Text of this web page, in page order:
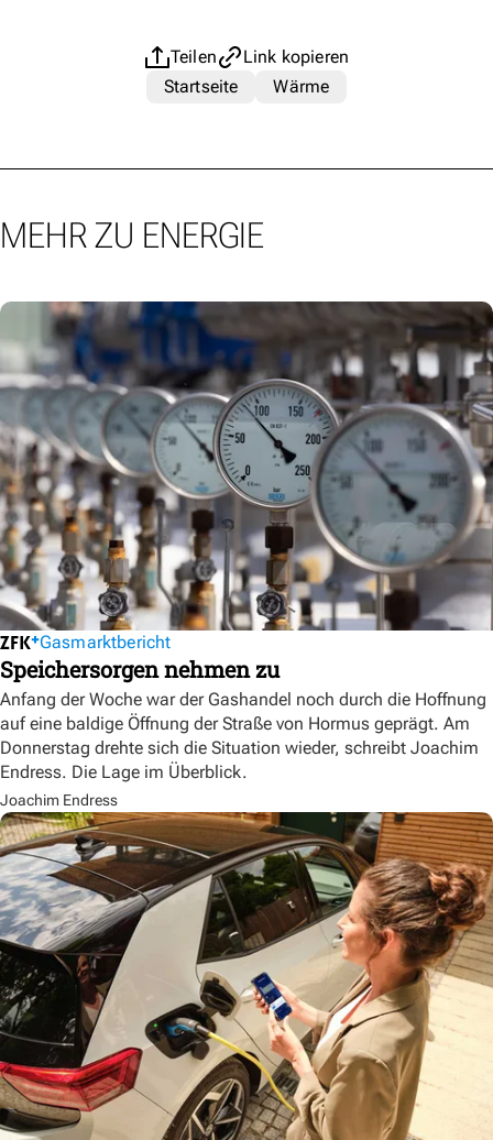
Teilen
Link kopieren
Startseite
Wärme
MEHR ZU ENERGIE
Gasmarktbericht
Speichersorgen nehmen zu
Anfang der Woche war der Gashandel noch durch die Hoffnung
auf eine baldige Öffnung der Straße von Hormus geprägt. Am
Donnerstag drehte sich die Situation wieder, schreibt Joachim
Endress. Die Lage im Überblick.
Joachim Endress